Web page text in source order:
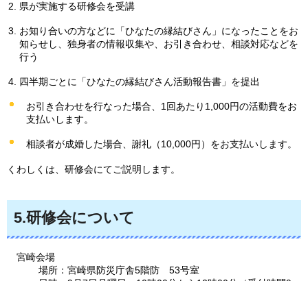
県が実施する研修会を受講
お知り合いの方などに「ひなたの縁結びさん」になったことをお
知らせし、独身者の情報収集や、お引き合わせ、相談対応などを
行う
四半期ごとに「ひなたの縁結びさん活動報告書」を提出
お引き合わせを行なった場合、1回あたり1,000円の活動費をお
支払いします。
相談者が成婚した場合、謝礼（10,000円）をお支払いします。
くわしくは、研修会にてご説明します。
5.研修会について
宮崎会場
場所：宮崎県防災庁舎5階防 53号室